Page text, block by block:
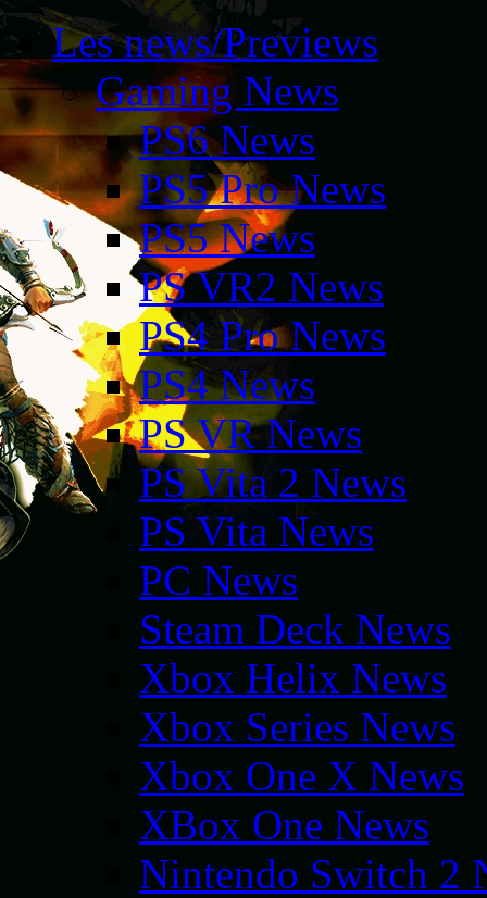
Les news/Previews
Gaming News
PS6 News
PS5 Pro News
PS5 News
PS VR2 News
PS4 Pro News
PS4 News
PS VR News
PS Vita 2 News
PS Vita News
PC News
Steam Deck News
Xbox Helix News
Xbox Series News
Xbox One X News
XBox One News
Nintendo Switch 2